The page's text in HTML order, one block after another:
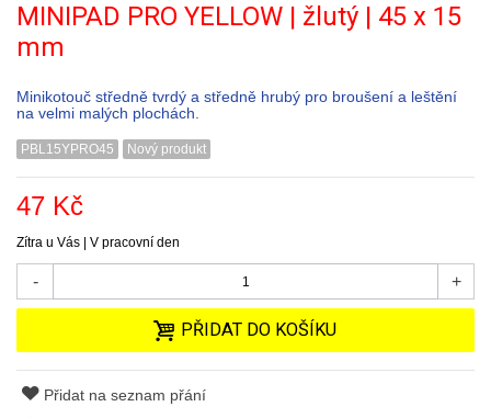
MINIPAD PRO YELLOW | žlutý | 45 x 15
mm
Minikotouč středně tvrdý a středně hrubý pro broušení a leštění
na velmi malých plochách.
PBL15YPRO45 Nový produkt
47 Kč
Zítra u Vás | V pracovní den
- +
PŘIDAT DO KOŠÍKU
Přidat na seznam přání